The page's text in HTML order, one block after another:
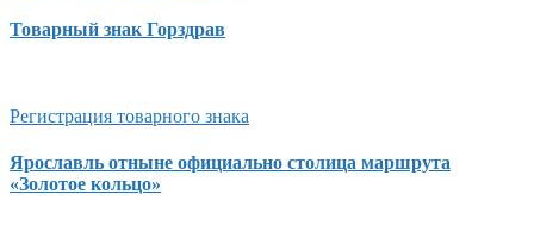
Товарный знак Горздрав
Регистрация товарного знака
Ярославль отныне официально столица маршрута
«Золотое кольцо»